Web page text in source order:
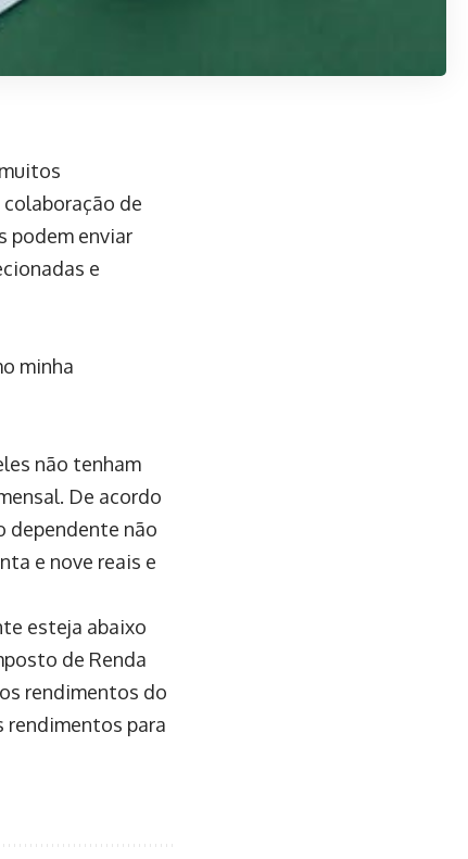
de
podem enviar
e
minha
não tenham
De acordo
dependente não
e nove reais e
esteja abaixo
de Renda
rendimentos do
rendimentos para